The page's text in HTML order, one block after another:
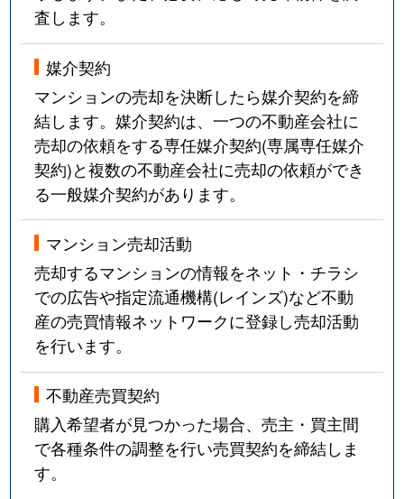
平田
広尾
福栄
3,000万円 行徳
徒歩10分
福栄
2,500万円 行徳
徒歩14分
福栄
2,100万円 行徳
福栄
2,400万円
福栄
1,200万円 行徳
徒歩14分
福栄
3,500万円 行徳
徒歩14分
福栄
2,200万円 行徳
徒歩14分
福栄
1,900万円 行徳
徒歩15分
福栄
2,600万円 行徳
徒歩8分
査します。
媒介契約
マンションの売却を決断したら媒介契約を締
結します。媒介契約は、一つの不動産会社に
売却の依頼をする専任媒介契約(専属専任媒介
契約)と複数の不動産会社に売却の依頼ができ
る一般媒介契約があります。
マンション売却活動
売却するマンションの情報をネット・チラシ
での広告や指定流通機構(レインズ)など不動
産の売買情報ネットワークに登録し売却活動
を行います。
不動産売買契約
購入希望者が見つかった場合、売主・買主間
で各種条件の調整を行い売買契約を締結しま
す。